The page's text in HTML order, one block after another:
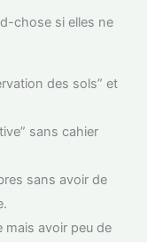
chose si elles ne
des sols” et
sans cahier
sans avoir de
mais avoir peu de